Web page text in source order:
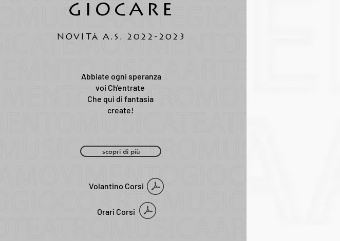
giocare
NOVITà A.S. 2022-2023
Abbiate ogni speranza
voi Ch'entrate
Che qui di fantasia
create!
scopri di più
Volantino Corsi
Orari Corsi